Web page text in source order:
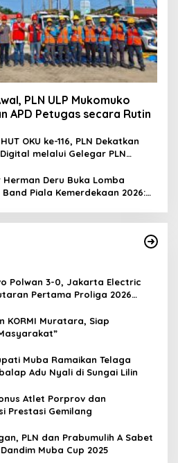
PLN ULP Mukomuko
APD Petugas secara Rutin
OKU ke-116, PLN Dekatkan
melalui Gelegar PLN
Herman Deru Buka Lomba
Piala Kemerdekaan 2026:
Polwan 3-0, Jakarta Electric
Pertama Proliga 2026
KORMI Muratara, Siap
Muba Ramaikan Telaga
Adu Nyali di Sungai Lilin
Atlet Porprov dan
Prestasi Gemilang
PLN dan Prabumulih A Sabet
Muba Cup 2025